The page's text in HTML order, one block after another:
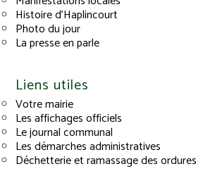
Histoire d’Haplincourt
Photo du jour
La presse en parle
Liens utiles
Votre mairie
Les affichages officiels
Le journal communal
Les démarches administratives
Déchetterie et ramassage des ordures